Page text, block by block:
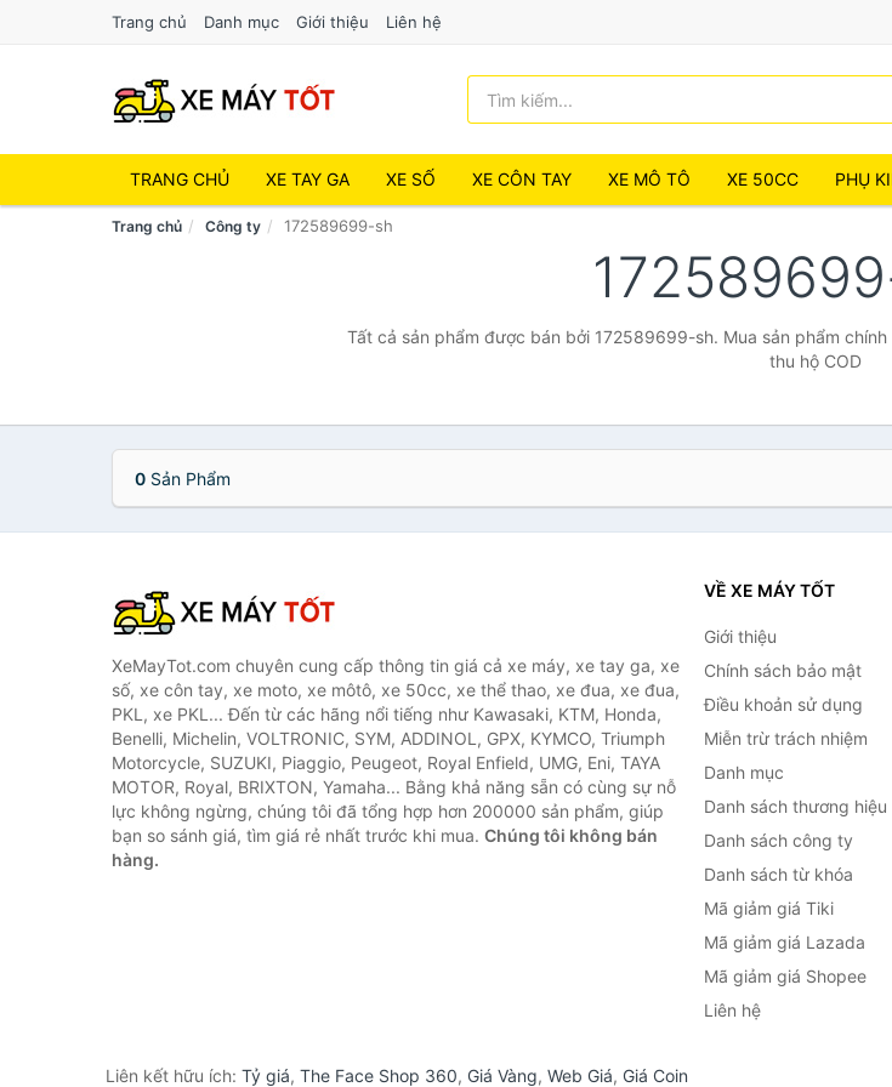
Trang chủ Danh mục Giới thiệu Liên hệ
TRANG CHỦ XE TAY GA XE SỐ XE CÔN TAY XE MÔ TÔ XE 50CC PHỤ
Trang chủ Công ty 172589699-sh
Tất cả sản phẩm được bán bởi 172589699-sh. Mua sản phẩm
thu hộ COD
0 Sản Phẩm
XeMayTot.com chuyên cung cấp thông tin giá cả xe máy, xe tay ga, xe
số, xe côn tay, xe moto, xe môtô, xe 50cc, xe thể thao, xe đua, xe đua,
PKL, xe PKL... Đến từ các hãng nổi tiếng như Kawasaki, KTM, Honda,
Benelli, Michelin, VOLTRONIC, SYM, ADDINOL, GPX, KYMCO, Triumph
Motorcycle, SUZUKI, Piaggio, Peugeot, Royal Enfield, UMG, Eni, TAYA
MOTOR, Royal, BRIXTON, Yamaha... Bằng khả năng sẵn có cùng sự nỗ
lực không ngừng, chúng tôi đã tổng hợp hơn 200000 sản phẩm, giúp
bạn so sánh giá, tìm giá rẻ nhất trước khi mua. Chúng tôi không bán
hàng.
VỀ XE MÁY TỐT
Giới thiệu
Chính sách bảo mật
Điều khoản sử dụng
Miễn trừ trách nhiệm
Danh mục
Danh sách thương hiệu
Danh sách công ty
Danh sách từ khóa
Mã giảm giá Tiki
Mã giảm giá Lazada
Mã giảm giá Shopee
Liên hệ
Liên kết hữu ích: Tỷ giá, The Face Shop 360, Giá Vàng, Web Giá, Giá Coin